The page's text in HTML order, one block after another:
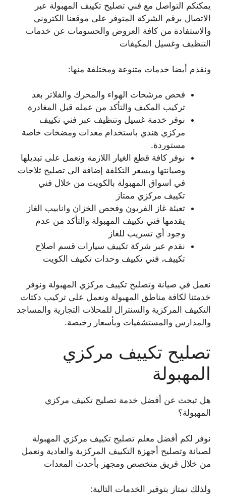
يمكنكم التواصل مع فني تصليح تكييف المهبولة عبر
الاتصال برقم الشركة المتوفر على موقعنا الكتروني
والاستفادة من كافة العروض والحسومات عن خدمات
التنظيف وغسيل المكيفات
ونقدم أيضا خدمات متنوعة ومختلفة منها:
فحص مرشحات الهواء والمحرك والفلاتر بعد
تركيب المكيف والتأكد من عمله قبل المغادرة
نوفر خدمة غسيل وتنظيف عبر فني تكييف
مركزي هندي باستخدام معدات ومضخات خاصة
مستوردة.
نوفر كافة قطع الغيار اللازمة ونعمل على تبديلها
وصيانتها وبسعر التكلفة إضافة الى تصليح ثلاجات
في اسواق المهبولة بالكويت من خلال فني
تكييف مركزي ممتاز
تعبئة غاز الفريون وفحص الخزان وانابيب الغاز
يقدمها فني تكييف المهبولة والتأكد من عدم
وجود أي تسريب للغاز
نقدم عبر شركة تكييف سيارات قسم اصلاح
تكييف، فني تكييف وحدات تكييف الكويت
نعمل في صيانة وتصليح تكييف مركزي المهبولة ونوفر
خدمتنا لكافة مناطق المهبولة ونعمل على تركيب دكتات
التكييف المركزية والسنترال للمحلات التجارية والمساجد
والمدارس والمستشفيات وبأسعار رخيصة.
تصليح تكييف مركزي
المهبولة
هل تبحث عن أفضل خدمة تصليح تكييف مركزي
المهبولة؟
نوفر لكم أفضل معلم تصليح تكييف مركزي المهبولة
لصيانة وتصليح أجهزة التكييف المركزية والعادية ونعمل
من خلال فريق متخصص ومجهز بأحدث المعدات
ولذلك نمتاز بتوفير الخدمات التالية: